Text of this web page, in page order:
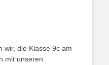
wir, die Klasse 9c am
mit unseren